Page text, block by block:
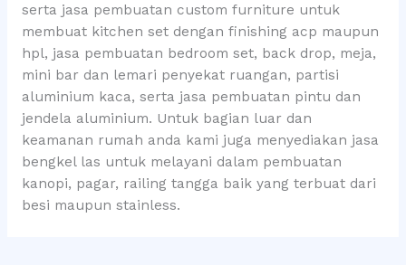
serta jasa pembuatan custom furniture untuk
membuat kitchen set dengan finishing acp maupun
hpl, jasa pembuatan bedroom set, back drop, meja,
mini bar dan lemari penyekat ruangan, partisi
aluminium kaca, serta jasa pembuatan pintu dan
jendela aluminium. Untuk bagian luar dan
keamanan rumah anda kami juga menyediakan jasa
bengkel las untuk melayani dalam pembuatan
kanopi, pagar, railing tangga baik yang terbuat dari
besi maupun stainless.